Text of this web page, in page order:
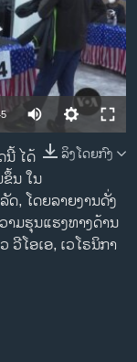
ລິງໂດຍກົງ
ນີ້ ໄດ້
ນ ໃນ
, ໂດຍລາຍງານດັ່ງ
າມຮຸນແຮງທາງດ້ານ
ວີໂອເອ, ເວໂຣນິກາ